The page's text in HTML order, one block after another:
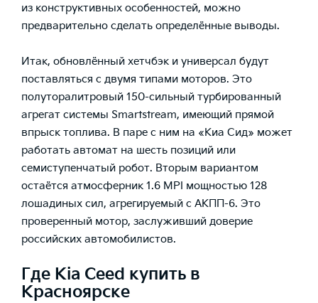
из конструктивных особенностей, можно
предварительно сделать определённые выводы.
Итак, обновлённый хетчбэк и универсал будут
поставляться с двумя типами моторов. Это
полуторалитровый 150-сильный турбированный
агрегат системы Smartstream, имеющий прямой
впрыск топлива. В паре с ним на «Киа Сид» может
работать автомат на шесть позиций или
семиступенчатый робот. Вторым вариантом
остаётся атмосферник 1.6 MPI мощностью 128
лошадиных сил, агрегируемый с АКПП-6. Это
проверенный мотор, заслуживший доверие
российских автомобилистов.
Где Kia Ceed купить в
Красноярске